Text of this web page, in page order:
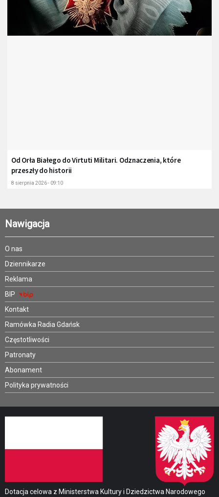
Od Orła Białego do Virtuti Militari. Odznaczenia, które
przeszły do historii
8 sierpnia 2026 - 09:10
Nawigacja
O nas
Dziennikarze
Reklama
BIP
Kontakt
Ramówka Radia Gdańsk
Częstotliwości
Patronaty
Abonament
Polityka prywatności
Dotacja celowa z Ministerstwa Kultury i Dziedzictwa Narodowego